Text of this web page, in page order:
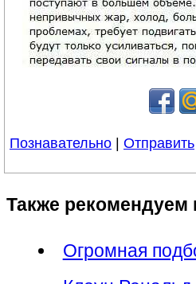
Познавательно | Отправить
Также рекомендуем
Огромная